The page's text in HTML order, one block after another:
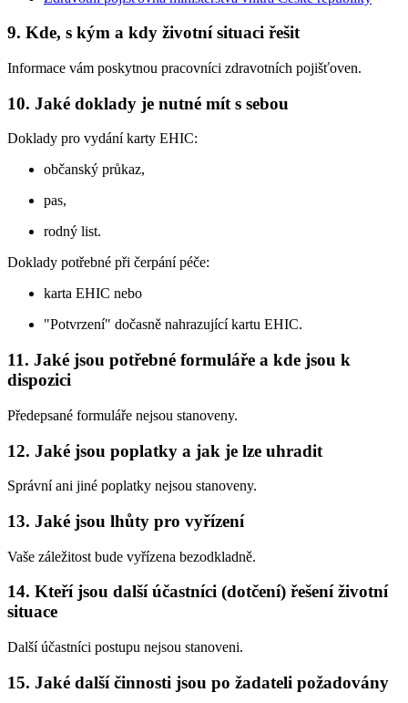
9. Kde, s kým a kdy životní situaci řešit
Informace vám poskytnou pracovníci zdravotních pojišťoven.
10. Jaké doklady je nutné mít s sebou
Doklady pro vydání karty EHIC:
občanský průkaz,
pas,
rodný list.
Doklady potřebné při čerpání péče:
karta EHIC nebo
"Potvrzení" dočasně nahrazující kartu EHIC.
11. Jaké jsou potřebné formuláře a kde jsou k
dispozici
Předepsané formuláře nejsou stanoveny.
12. Jaké jsou poplatky a jak je lze uhradit
Správní ani jiné poplatky nejsou stanoveny.
13. Jaké jsou lhůty pro vyřízení
Vaše záležitost bude vyřízena bezodkladně.
14. Kteří jsou další účastníci (dotčení) řešení životní
situace
Další účastníci postupu nejsou stanoveni.
15. Jaké další činnosti jsou po žadateli požadovány